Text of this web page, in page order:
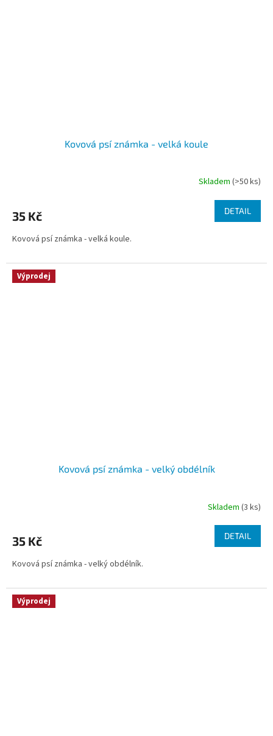
Kovová psí známka - velká koule
Skladem (>50 ks)
35 Kč DETAIL
Kovová psí známka - velká koule.
Výprodej
Kovová psí známka - velký obdélník
je
z
hvězdiček.
Skladem(3 ks)
35 Kč DETAIL
Kovová psí známka - velký obdélník.
Výprodej